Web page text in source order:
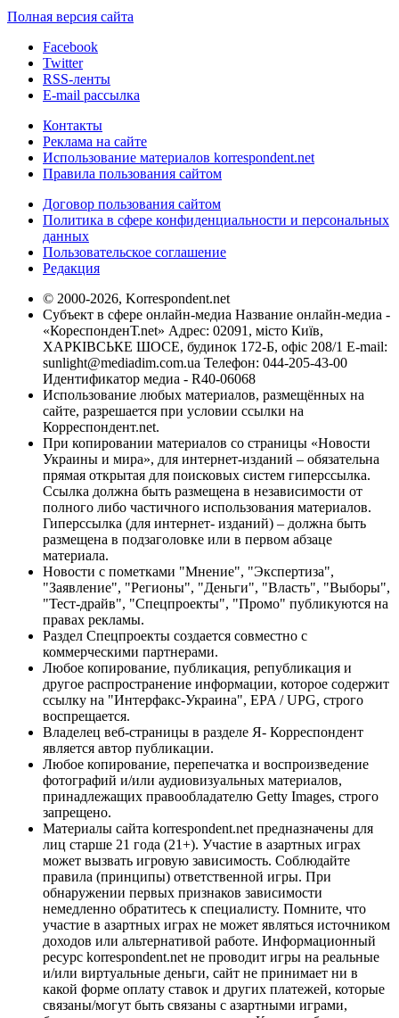
Полная версия сайта
Facebook
Twitter
RSS-ленты
E-mail рассылка
Контакты
Реклама на сайте
Использование материалов korrespondent.net
Правила пользования сайтом
Договор пользования сайтом
Политика в сфере конфиденциальности и персональных
данных
Пользовательское соглашение
Редакция
© 2000-2026, Korrespondent.net
Субъект в сфере онлайн-медиа Название онлайн-медиа -
«КореспонденТ.net» Адрес: 02091, місто Київ,
ХАРКІВСЬКЕ ШОСЕ, будинок 172-Б, офіс 208/1 E-mail:
sunlight@mediadim.com.ua Телефон: 044-205-43-00
Идентификатор медиа - R40-06068
Использование любых материалов, размещённых на
сайте, разрешается при условии ссылки на
Корреспондент.net.
При копировании материалов со страницы «Новости
Украины и мира», для интернет-изданий – обязательна
прямая открытая для поисковых систем гиперссылка.
Ссылка должна быть размещена в независимости от
полного либо частичного использования материалов.
Гиперссылка (для интернет- изданий) – должна быть
размещена в подзаголовке или в первом абзаце
материала.
Новости с пометками "Мнение", "Экспертиза",
"Заявление", "Регионы", "Деньги", "Власть", "Выборы",
"Тест-драйв", "Спецпроекты", "Промо" публикуются на
правах рекламы.
Раздел Спецпроекты создается совместно с
коммерческими партнерами.
Любое копирование, публикация, републикация и
другое распространение информации, которое содержит
ссылку на "Интерфакс-Украина", EPA / UPG, строго
воспрещается.
Владелец веб-страницы в разделе Я- Корреспондент
является автор публикации.
Любое копирование, перепечатка и воспроизведение
фотографий и/или аудиовизуальных материалов,
принадлежащих правообладателю Getty Images, строго
запрещено.
Материалы сайта korrespondent.net предназначены для
лиц старше 21 года (21+). Участие в азартных играх
может вызвать игровую зависимость. Соблюдайте
правила (принципы) ответственной игры. При
обнаружении первых признаков зависимости
немедленно обратитесь к специалисту. Помните, что
участие в азартных играх не может являться источником
доходов или альтернативой работе. Информационный
ресурс korrespondent.net не проводит игры на реальные
и/или виртуальные деньги, сайт не принимает ни в
какой форме оплату ставок и других платежей, которые
связаны/могут быть связаны с азартными играми,